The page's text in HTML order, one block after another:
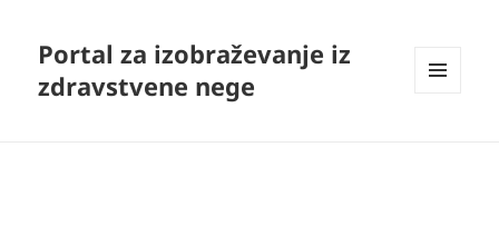
Portal za izobraževanje iz
zdravstvene nege